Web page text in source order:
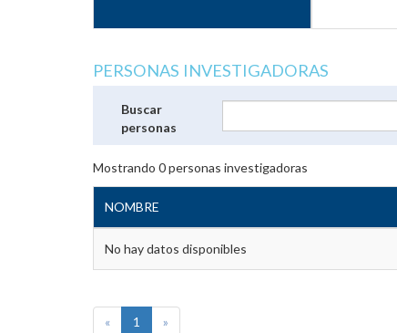
PERSONAS INVESTIGADORAS
Buscar
personas
Mostrando 0personas investigadoras
NOMBRE
No hay datos disponibles
« 1 »